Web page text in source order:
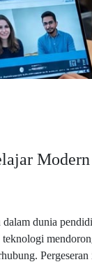
Modern
dunia
Pergeseran